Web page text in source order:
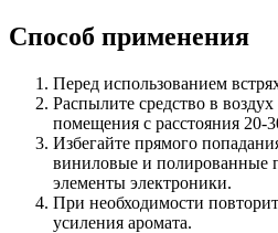
Способ применения
Перед использованием
Распылите средство в
помещения с расстояния 20-
Избегайте прямого
виниловые и полированные
элементы электроники.
При необходимости
усиления аромата.